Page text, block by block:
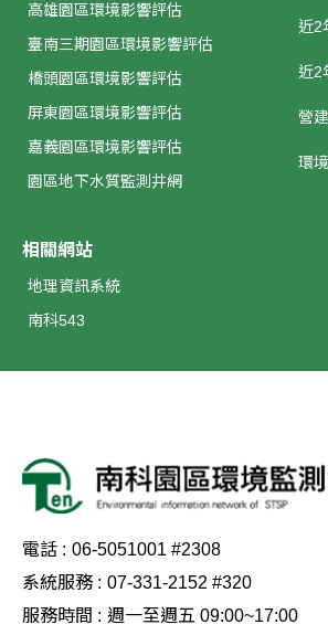
高雄園區環境影響評估
臺南三期園區環境影響評估
橋頭園區環境影響評估
屏東園區環境影響評估
嘉義園區環境影響評估
園區地下水質監測井網
近2
近2
營
環
相關網站
地理資訊系統
南科543
電話 : 06-5051001 #2308
系統服務 : 07-331-2152 #320
服務時間 : 週一至週五 09:00~17:00